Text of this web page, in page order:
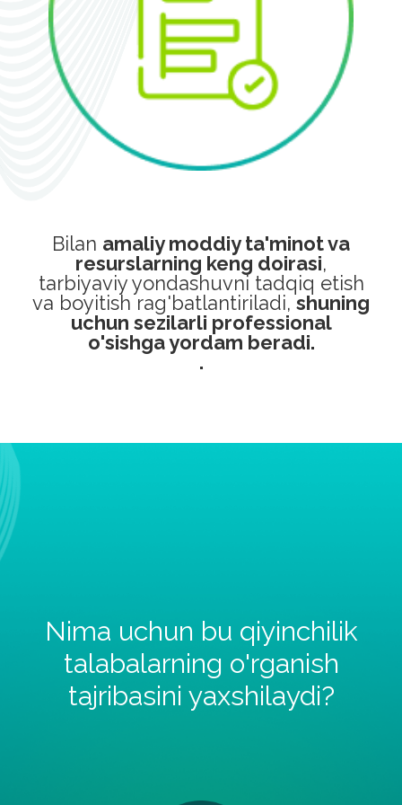
Bilan amaliy moddiy ta'minot va
resurslarning keng doirasi,
tarbiyaviy yondashuvni tadqiq etish
va boyitish rag'batlantiriladi,shuning
uchun sezilarli professional
o'sishga yordam beradi.
.
Nima uchun bu qiyinchilik
talabalarning o'rganish
tajribasini yaxshilaydi?